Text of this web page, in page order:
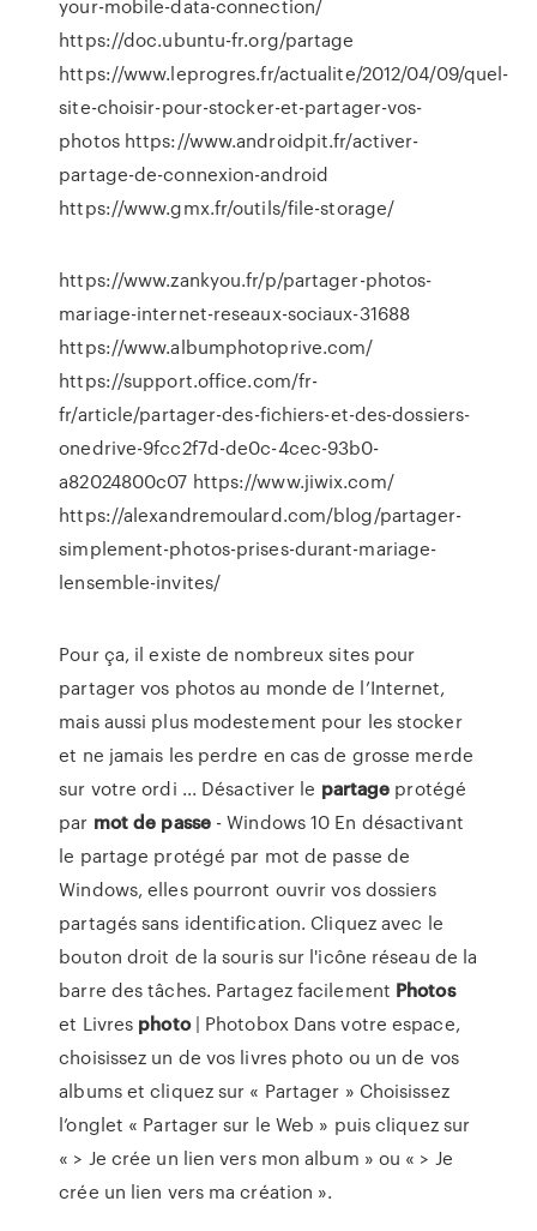
your-mobile-data-connection/
https://doc.ubuntu-fr.org/partage
https://www.leprogres.fr/actualite/2012/04/09/quel-
site-choisir-pour-stocker-et-partager-vos-
photos https://www.androidpit.fr/activer-
partage-de-connexion-android
https://www.gmx.fr/outils/file-storage/
https://www.zankyou.fr/p/partager-photos-
mariage-internet-reseaux-sociaux-31688
https://www.albumphotoprive.com/
https://support.office.com/fr-
fr/article/partager-des-fichiers-et-des-dossiers-
onedrive-9fcc2f7d-de0c-4cec-93b0-
a82024800c07 https://www.jiwix.com/
https://alexandremoulard.com/blog/partager-
simplement-photos-prises-durant-mariage-
lensemble-invites/
Pour ça, il existe de nombreux sites pour
partager vos photos au monde de l’Internet,
mais aussi plus modestement pour les stocker
et ne jamais les perdre en cas de grosse merde
sur votre ordi ... Désactiver le partage protégé
par motde passe- Windows 10 En désactivant
le partage protégé par mot de passe de
Windows, elles pourront ouvrir vos dossiers
partagés sans identification. Cliquez avec le
bouton droit de la souris sur l'icône réseau de la
barre des tâches. Partagez facilement Photos
et Livres photo| Photobox Dans votre espace,
choisissez un de vos livres photo ou un de vos
albums et cliquez sur « Partager » Choisissez
l’onglet « Partager sur le Web » puis cliquez sur
« > Je crée un lien vers mon album » ou « > Je
crée un lien vers ma création ».